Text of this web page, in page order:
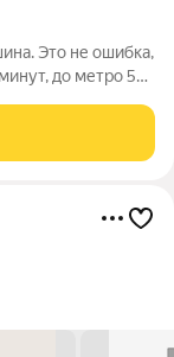
Это не ошибка,